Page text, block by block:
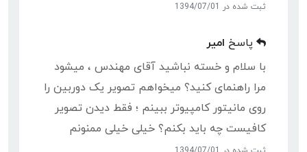
ثبت شده در 1394/07/01
پاسخ امیر
با سلام و خسته نباشید آقای مهندس ، میشود
مرا راهنمای کنید؟ میخواهم تصویر یک دوربین را
روی مانیتور کامپیوتر ببینم ؛ فقط دیدن تصویر
کافیست چه باید بکنم؟ خیلی خیلی ممنونم